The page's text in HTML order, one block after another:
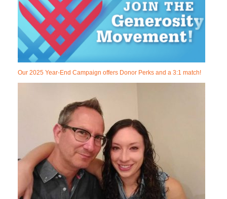
Our 2025 Year-End Campaign offers Donor Perks and a 3:1 match!